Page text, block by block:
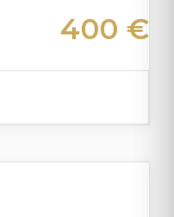
400 €